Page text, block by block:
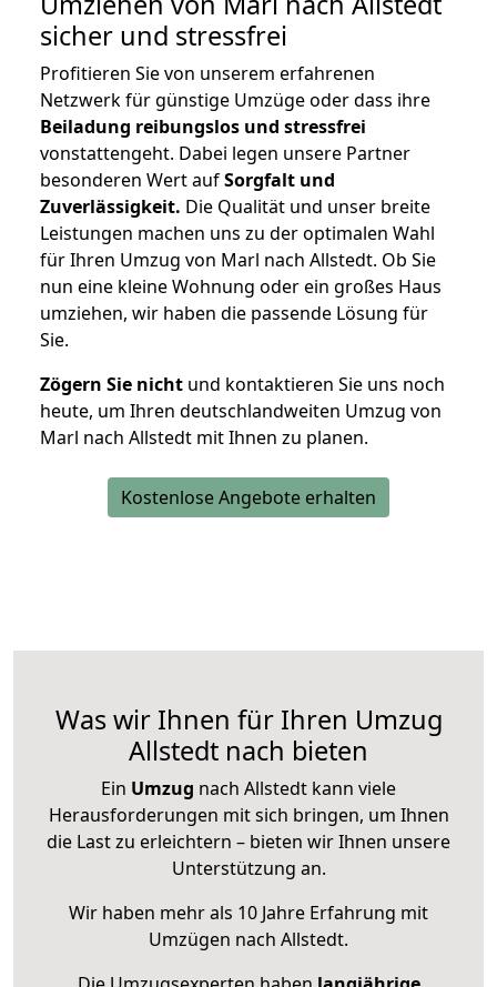
sicher und stressfrei
Profitieren Sie von unserem erfahrenen
Netzwerk für günstige Umzüge oder dass ihre
Beiladung reibungslos und stressfrei
vonstattengeht. Dabei legen unsere Partner
besonderen Wert aufSorgfalt und
Zuverlässigkeit. Die Qualität und unser breite
Leistungen machen uns zu der optimalen Wahl
für Ihren Umzug von Marl nach Allstedt. Ob Sie
nun eine kleine Wohnung oder ein großes Haus
umziehen, wir haben die passende Lösung für
Sie.
Zögern Sie nicht und kontaktieren Sie uns noch
heute, um Ihren deutschlandweiten Umzug von
Marl nach Allstedt mit Ihnen zu planen.
Kostenlose Angebote erhalten
Was wir Ihnen für Ihren Umzug
Allstedt nach bieten
Ein Umzug nach Allstedt kann viele
Herausforderungen mit sich bringen, um Ihnen
die Last zu erleichtern – bieten wir Ihnen unsere
Unterstützung an.
Wir haben mehr als 10 Jahre Erfahrung mit
Umzügen nach Allstedt.